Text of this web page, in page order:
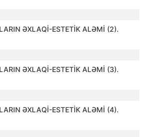
ƏXLAQİ-ESTETİK ALƏMİ (2).
ƏXLAQİ-ESTETİK ALƏMİ (3).
ƏXLAQİ-ESTETİK ALƏMİ (4).